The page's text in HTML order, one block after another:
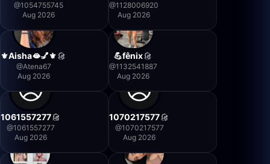
@1054755745
Aug 2026
@1128006920
Aug 2026
⚜️Aisha🫦💅⚜️
@Atena67
Aug 2026
💪fênix
@1132541887
Aug 2026
1061557277
@1061557277
Aug 2026
1070217577
@1070217577
Aug 2026